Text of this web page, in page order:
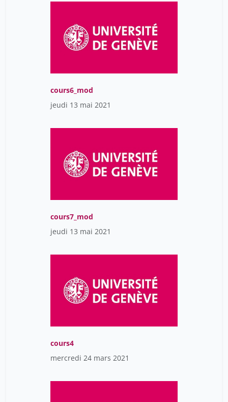
cours6_mod
jeudi 13 mai 2021
cours7_mod
jeudi 13 mai 2021
cours4
mercredi 24 mars 2021